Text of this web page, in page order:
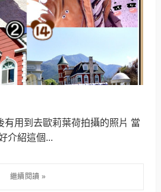
有用到去歐莉葉荷拍攝的照片 當
介紹這個...